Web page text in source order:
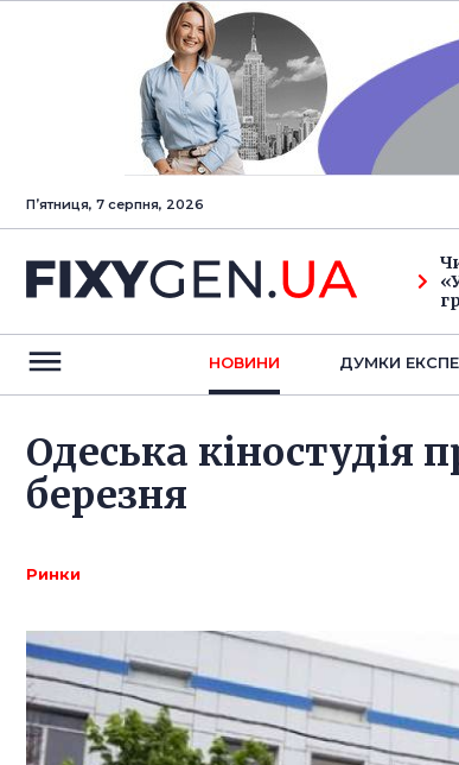
Пʼятниця, 7 серпня, 2026
НОВИНИ ДУМКИ
Одеська кіностудія
березня
Ринки